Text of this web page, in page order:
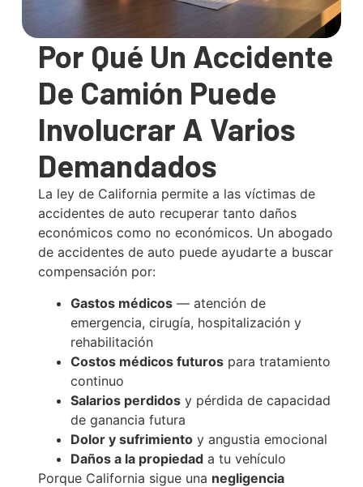
Por Qué Un Accidente
De Camión Puede
Involucrar A Varios
Demandados
La ley de California permite a las víctimas de
accidentes de auto recuperar tanto daños
económicos como no económicos. Un abogado
de accidentes de auto puede ayudarte a buscar
compensación por:
Gastos médicos— atención de
emergencia, cirugía, hospitalización y
rehabilitación
Costos médicos futurospara tratamiento
continuo
Salarios perdidosy pérdida de capacidad
de ganancia futura
Dolor y sufrimientoy angustia emocional
Daños a la propiedada tu vehículo
Porque California sigue una negligencia